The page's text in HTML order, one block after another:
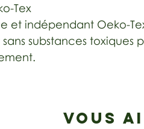
Tex
et indépendant Oeko-
substances toxiques
VOUS